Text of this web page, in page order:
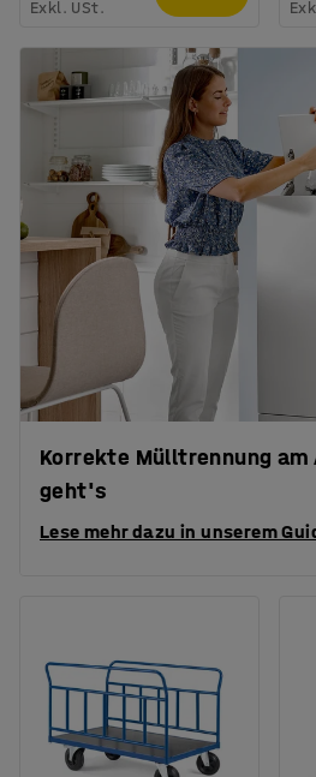
Exkl. USt.
Korrekte Mülltrennung
geht's
Lese mehr dazu in unserem